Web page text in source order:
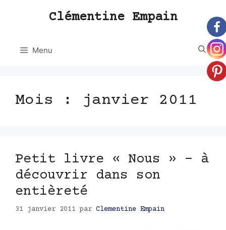
Clémentine Empain
Menu
Mois : janvier 2011
Petit livre « Nous » – à
découvrir dans son
entièreté
31 janvier 2011 par Clementine Empain